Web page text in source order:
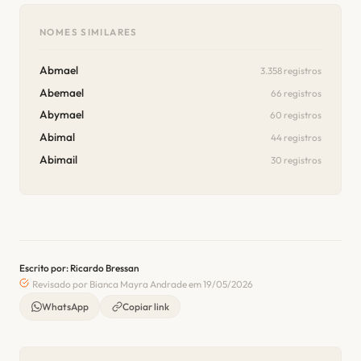
NOMES SIMILARES
Abmael 3.358 registros
Abemael 66 registros
Abymael 60 registros
Abimal 44 registros
Abimail 30 registros
Escrito por: Ricardo Bressan
Revisado por Bianca Mayra Andrade em 19/05/2026
WhatsApp
Copiar link